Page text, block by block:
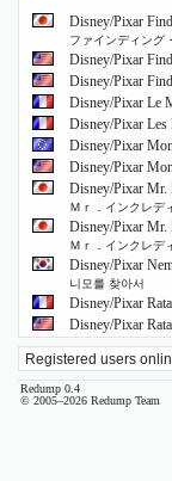
Disney/Pixar
ファインディング
Disney/Pixar
Disney/Pixar
Disney/Pixar Le
Disney/Pixar Les
Disney/Pixar
Disney/Pixar
Disney/Pixar Mr.
Ｍｒ．インクレデ
Disney/Pixar Mr.
Ｍｒ．インクレ
Disney/Pixar
니모를 찾아서
Disney/Pixar
Disney/Pixar
Registered users
Redump 0.4
© 2005–2026 Redump Team